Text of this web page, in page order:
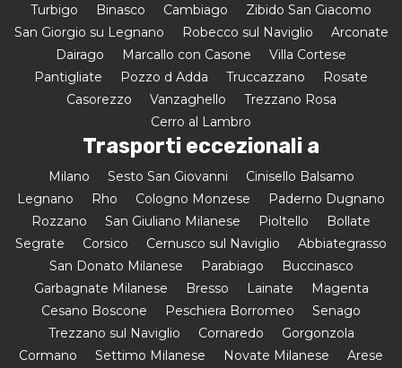
Turbigo
Binasco Cambiago
Zibido San Giacomo
San Giorgio su Legnano
Robecco sul Naviglio
Arconate
Dairago
Marcallo con Casone
Villa Cortese
Pantigliate
Pozzo d Adda Truccazzano
Rosate
Casorezzo
Vanzaghello
Trezzano Rosa
Cerro al Lambro
Trasporti eccezionali a
Milano Sesto San Giovanni
Cinisello Balsamo
Legnano
Rho Cologno Monzese
Paderno Dugnano
Rozzano
San Giuliano Milanese Pioltello
Bollate
Segrate
Corsico Cernusco sul Naviglio
Abbiategrasso
San Donato Milanese
Parabiago
Buccinasco
Garbagnate Milanese
Bresso Lainate
Magenta
Cesano Boscone
Peschiera Borromeo
Senago
Trezzano sul Naviglio
Cornaredo
Gorgonzola
Cormano
Settimo Milanese Novate Milanese
Arese